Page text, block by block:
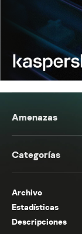
Amenazas
Categorías
Archivo
Estadísticas
Descripciones